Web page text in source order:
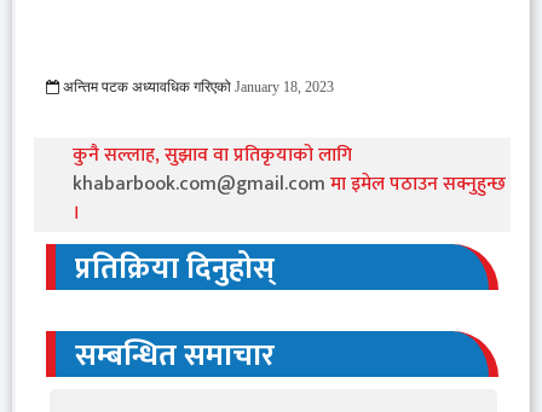
अन्तिम पटक अध्यावधिक गरिएको January 18, 2023
कुनै सल्लाह, सुझाव वा प्रतिकृयाको लागि
khabarbook.com@gmail.comमा इमेल पठाउन सक्नुहुन्छ
।
प्रतिक्रिया दिनुहोस्
सम्बन्धित समाचार